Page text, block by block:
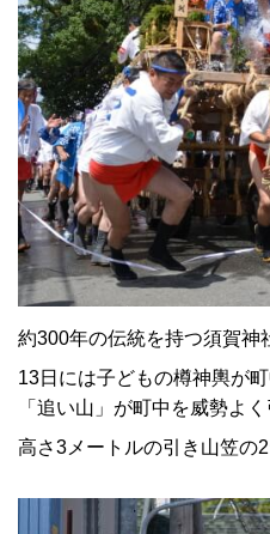
約300年の伝統を持つ須賀神
13日には子どもの樽神輿が
「追い山」が町中を威勢よ
高さ3メートルの引き山笠の